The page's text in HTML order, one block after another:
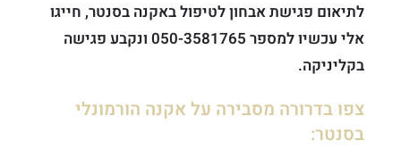
לתיאום פגישת אבחון לטיפול באקנה בסנטר, חייגו
אלי עכשיו למספר 050-3581765 ונקבע פגישה
בקליניקה.
צפו בדרורה מסבירה על אקנה הורמונלי
בסנטר: